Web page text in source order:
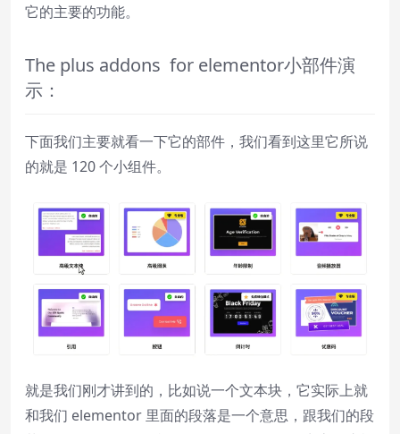
它的主要的功能。
The plus addons for elementor小部件演
示：
下面我们主要就看一下它的部件，我们看到这里它所说
的就是 120 个小组件。
就是我们刚才讲到的，比如说一个文本块，它实际上就
和我们 elementor 里面的段落是一个意思，跟我们的段